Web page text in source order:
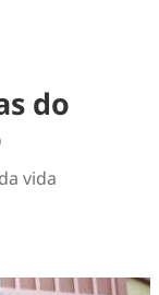
do
vida